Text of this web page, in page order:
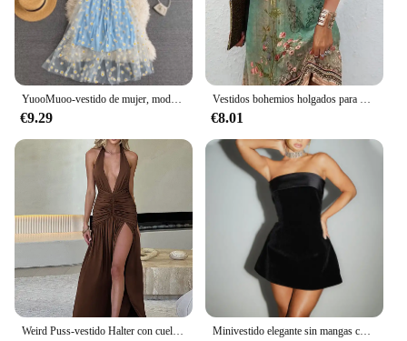
YuooMuoo-vestido de mujer, moda coreana, estampado Floral, tirantes finos, vestido de fiesta de malla, Estilo de vacaciones, Vestidos de playa para mujer 2024
€9.29
Vestidos bohemios holgados para mujer, ropa básica sin mangas, cuello en V, costuras, moda de verano
€8.01
Weird Puss-vestido Halter con cuello en V profundo para mujer, vestido de verano con volantes y aberturas, Espalda descubierta, retazos elegantes, ropa Sexy de fiesta Minivestido elegante sin mangas con cuello de barco para mujer, vestido Sexy ajustado con Espalda descubierta, corte en A, Retro, para fiesta y Club nocturno, 2024